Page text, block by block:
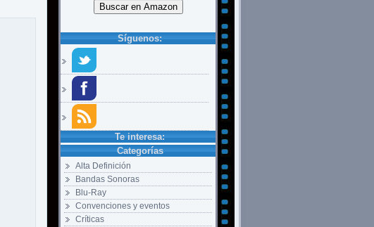
Síguenos:
Te interesa:
Categorías
Alta Definición
Bandas Sonoras
Blu-Ray
Convenciones y eventos
Críticas